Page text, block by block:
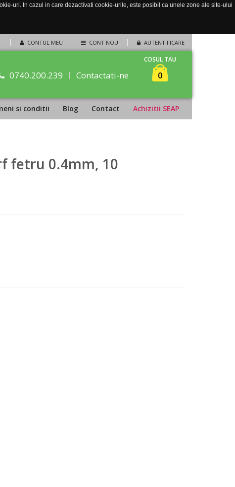
uri. In cazul in care dezactivati cookie-urile, este posibil ca unele zone ale site-ului
CONTUL MEU CONT NOU AUTENTIFICARE
0740.200.239 Contactati-ne
COSUL TAU
0
si conditii Blog Contact Achizitii SEAP
fetru 0.4mm, 10